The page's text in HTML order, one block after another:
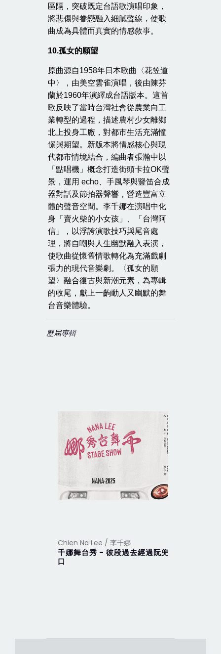
區隔，突破既定台語歌演唱印象，
將悲傷與眷戀融入細膩聲線，使歌
曲成為具體而真實的情感敘事。
10.孤女的願望
原曲源自1958年日本歌曲〈花笠道
中〉，由美空雲雀演唱，後由陳芬
蘭於1960年演繹成台語版本。這首
歌反映了當時台灣社會從農業向工
業轉型的過程，描述農村少女離鄉
北上投身工廠，對都市生活充滿憧
憬與期望。新版本將情感核心與現
代都市情境結合，編曲者張瀚中以
「點唱機」概念打造街頭卡拉OK聲
景，運用 echo、手風琴與豎笛合成
器對話及節拍器聲響，營造豐富立
體的聲音空間。李千娜在演唱中化
身「賣火柴的小女孩」、「台灣阿
信」，以浮誇演歌技巧與尾音處
理，將自嘲與人生幽默融入表演，
使歌曲從懷舊情歌轉化為充滿戲劇
張力的現代音樂劇。〈孤女的願
望〉融合復古與新潮元素，為專輯
的收尾，獻上一齣動人又幽默的舞
台音樂體驗。
歷屆專輯
Chien Na Lee / 李千娜
千娜舞台秀 - 彼段過去經過阮兜
口